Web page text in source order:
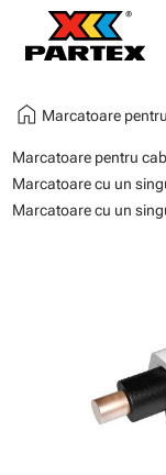
home Marcatoare
Marcatoare pentru
Marcatoare cu un
Marcatoare cu un